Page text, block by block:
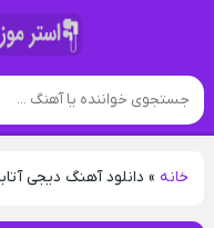
خانه» دانلود آهنگ دیجی